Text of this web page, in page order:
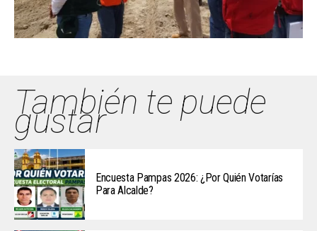
También te puede
gustar
Encuesta Pampas 2026: ¿Por Quién Votarías
Para Alcalde?